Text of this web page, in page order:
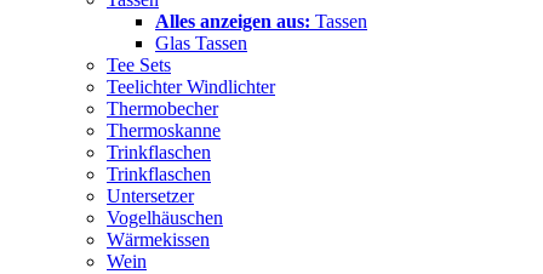
Alles anzeigen aus: Tassen
Glas Tassen
Tee Sets
Teelichter Windlichter
Thermobecher
Thermoskanne
Trinkflaschen
Trinkflaschen
Untersetzer
Vogelhäuschen
Wärmekissen
Wein